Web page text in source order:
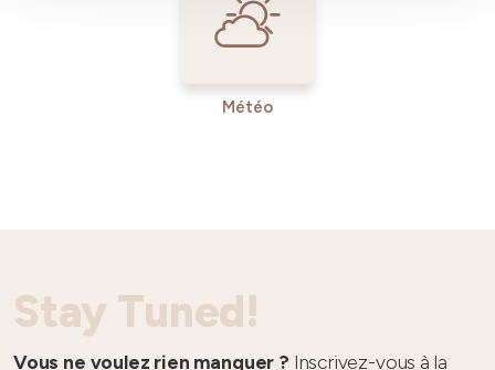
Météo
Stay Tuned!
Vous ne voulez rien manquer ? Inscrivez-vous à la